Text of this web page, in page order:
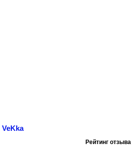
VeKka
Рейтинг отзыва